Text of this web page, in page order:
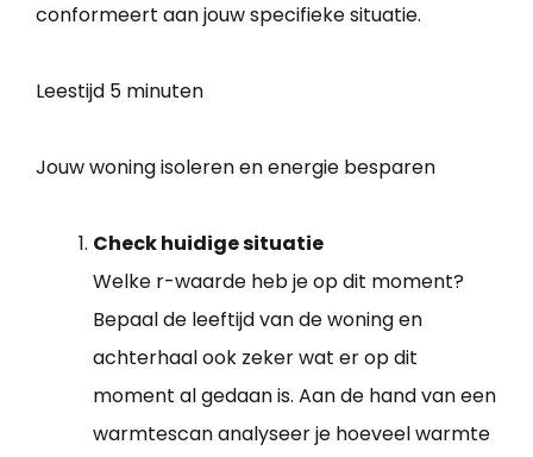
conformeert aan jouw specifieke situatie.
Leestijd 5 minuten
Jouw woning isoleren en energie besparen
Check huidige situatie
Welke r-waarde heb je op dit moment?
Bepaal de leeftijd van de woning en
achterhaal ook zeker wat er op dit
moment al gedaan is. Aan de hand van een
warmtescan analyseer je hoeveel warmte